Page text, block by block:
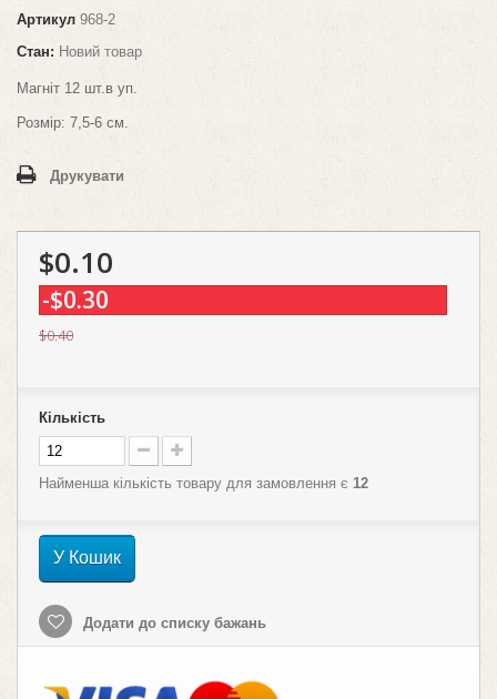
Артикул 968-2
Стан: Новий товар
Магніт 12 шт.в уп.
Розмір: 7,5-6 см.
Друкувати
$0.10
-$0.30
$0.40
Кількість
Найменша кількість товару для замовлення є 12
У Кошик
Додати до списку бажань